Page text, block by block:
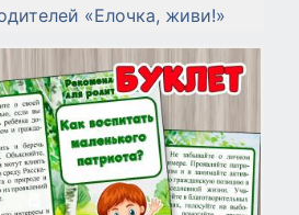
«Елочка, живи!»